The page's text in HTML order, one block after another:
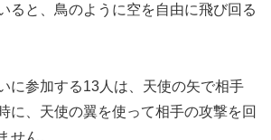
ると、鳥のように空を自由に飛び回る
に参加する13人は、天使の矢で相手
に、天使の翼を使って相手の攻撃を回
せん。